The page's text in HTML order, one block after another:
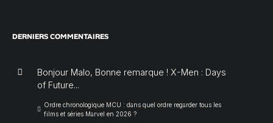
DERNIERS COMMENTAIRES
Bonjour Malo, Bonne remarque ! X-Men : Days
of Future...
Ordre chronologique MCU : dans quel ordre regarder tous les
films et séries Marvel en 2026 ?